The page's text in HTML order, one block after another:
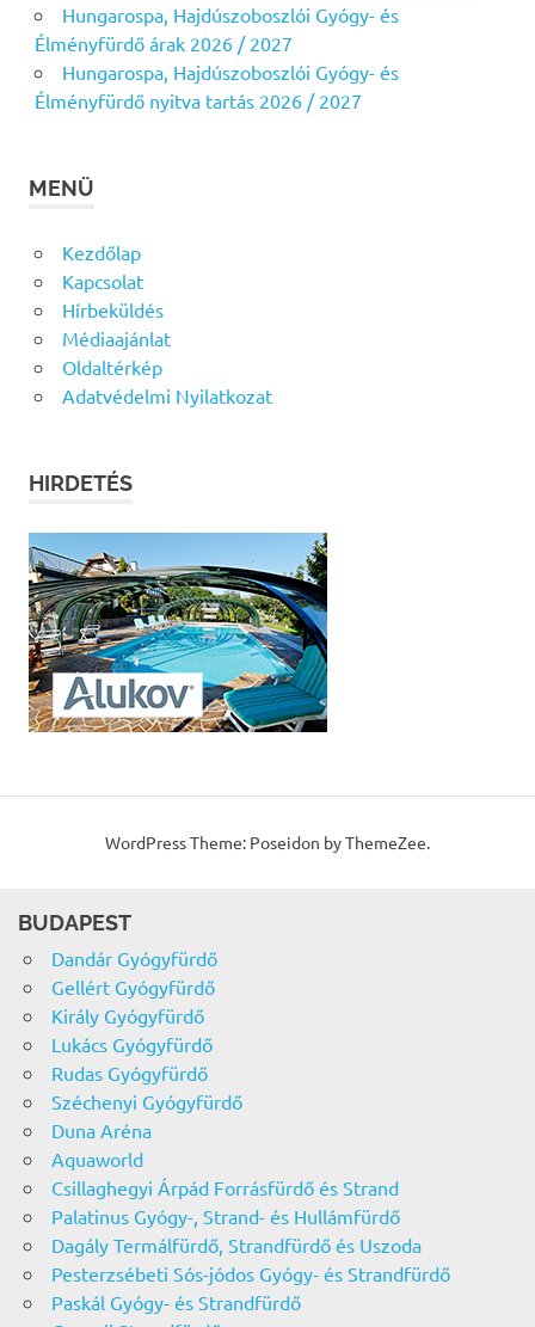
Hungarospa, Hajdúszoboszlói Gyógy- és
Élményfürdő árak 2026 / 2027
Hungarospa, Hajdúszoboszlói Gyógy- és
Élményfürdő nyitva tartás 2026 / 2027
MENÜ
Kezdőlap
Kapcsolat
Hírbeküldés
Médiaajánlat
Oldaltérkép
Adatvédelmi Nyilatkozat
HIRDETÉS
WordPress Theme: Poseidon by ThemeZee.
BUDAPEST
Dandár Gyógyfürdő
Gellért Gyógyfürdő
Király Gyógyfürdő
Lukács Gyógyfürdő
Rudas Gyógyfürdő
Széchenyi Gyógyfürdő
Duna Aréna
Aquaworld
Csillaghegyi Árpád Forrásfürdő és Strand
Palatinus Gyógy-, Strand- és Hullámfürdő
Dagály Termálfürdő, Strandfürdő és Uszoda
Pesterzsébeti Sós-jódos Gyógy- és Strandfürdő
Paskál Gyógy- és Strandfürdő